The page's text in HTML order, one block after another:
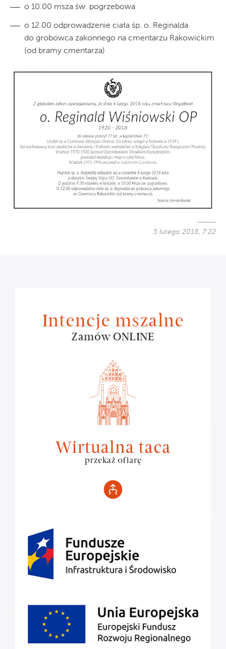
o 10.00 msza św. pogrzebowa
o 12.00 odprowadzenie ciała śp. o. Reginalda
do grobowca zakonnego na cmentarzu Rakowickim
(od bramy cmentarza)
5 lutego 2018, 7:22